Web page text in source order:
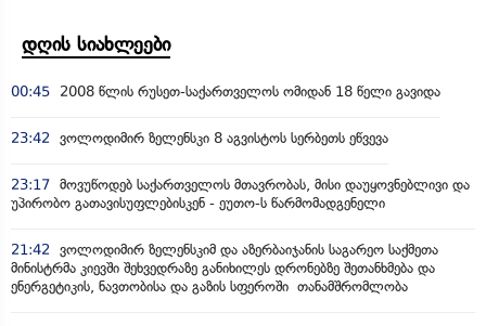
დღის სიახლეები
00:45 2008 წლის რუსეთ-საქართველოს ომიდან 18 წელი გავიდა
23:42 ვოლოდიმირ ზელენსკი 8 აგვისტოს სერბეთს ეწვევა
23:17 მოვუწოდებ საქართველოს მთავრობას, მისი დაუყოვნებლივი და
უპირობო გათავისუფლებისკენ - ეუთო-ს წარმომადგენელი
21:42
ვოლოდიმირ ზელენსკიმ და აზერბაიჯანის საგარეო საქმეთა
მინისტრმა კიევში შეხვედრაზე განიხილეს დრონებზე შეთანხმება და
ენერგეტიკის, ნავთობისა და გაზის სფეროში თანამშრომლობა